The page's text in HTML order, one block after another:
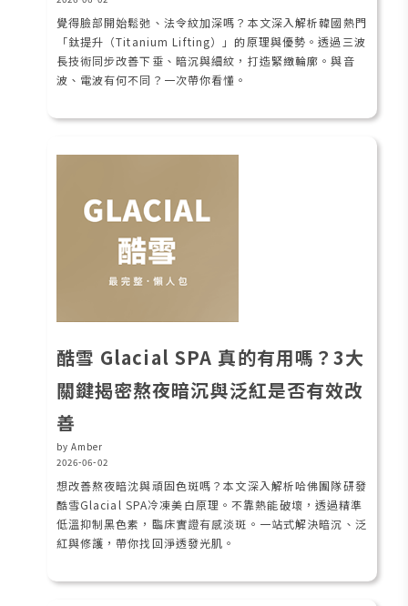
覺得臉部開始鬆弛、法令紋加深嗎？本文深入解析韓國熱門
「鈦提升（Titanium Lifting）」的原理與優勢。透過三波
長技術同步改善下垂、暗沉與細紋，打造緊緻輪廓。與音
波、電波有何不同？一次帶你看懂。
酷雪 Glacial SPA 真的有用嗎？3大
關鍵揭密熬夜暗沉與泛紅是否有效改
善
by Amber
2026-06-02
想改善熬夜暗沈與頑固色斑嗎？本文深入解析哈佛團隊研發
酷雪Glacial SPA冷凍美白原理。不靠熱能破壞，透過精準
低溫抑制黑色素，臨床實證有感淡斑。一站式解決暗沉、泛
紅與修護，帶你找回淨透發光肌。